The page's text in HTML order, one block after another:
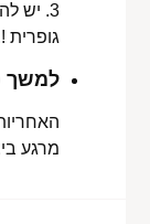
3. יש
גופרית
למשך
מרגע